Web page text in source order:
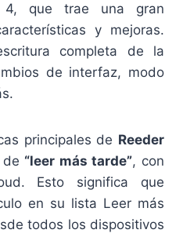
4, que trae una gran
y mejoras.
completa de la
de interfaz, modo
principales de Reeder
“leer más tarde”, con
Esto significa que
en su lista Leer más
todos los dispositivos